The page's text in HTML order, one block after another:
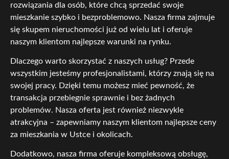
rozwiązania dla osób, które chcą sprzedać swoje
mieszkanie szybko i bezproblemowo. Nasza firma zajmuje
się skupem nieruchomości już od wielu lat i oferuje
naszym klientom najlepsze warunki na rynku.
Dlaczego warto skorzystać z naszych usług? Przede
wszystkim jesteśmy profesjonalistami, którzy znają się na
swojej pracy. Dzięki temu możesz mieć pewność, że
transakcja przebiegnie sprawnie i bez żadnych
problemów. Nasza oferta jest również niezwykle
atrakcyjna – zapewniamy naszym klientom najlepsze ceny
za mieszkania w Ustce i okolicach.
Dodatkowo, nasza firma oferuje kompleksową obsługę,